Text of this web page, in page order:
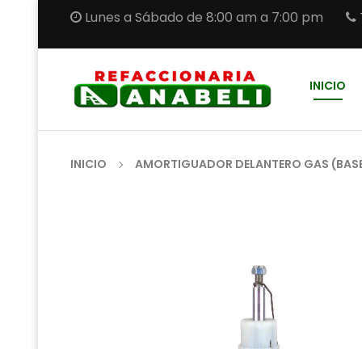
Lunes a Sábado de 8:00 am a 7:00 pm
INICIO
INICIO AMORTIGUADOR DELANTERO GAS